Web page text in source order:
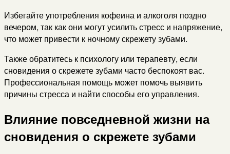
Избегайте употребления кофеина и алкоголя поздно
вечером, так как они могут усилить стресс и напряжение,
что может привести к ночному скрежету зубами.
Также обратитесь к психологу или терапевту, если
сновидения о скрежете зубами часто беспокоят вас.
Профессиональная помощь может помочь выявить
причины стресса и найти способы его управления.
Влияние повседневной жизни на
сновидения о скрежете зубами